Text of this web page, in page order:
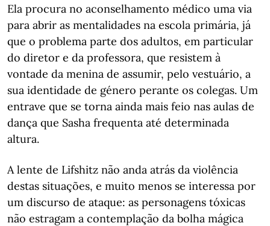
Ela procura no aconselhamento médico uma via
para abrir as mentalidades na escola primária, já
que o problema parte dos adultos, em particular
do diretor e da professora, que resistem à
vontade da menina de assumir, pelo vestuário, a
sua identidade de género perante os colegas. Um
entrave que se torna ainda mais feio nas aulas de
dança que Sasha frequenta até determinada
altura.
A lente de Lifshitz não anda atrás da violência
destas situações, e muito menos se interessa por
um discurso de ataque: as personagens tóxicas
não estragam a contemplação da bolha mágica